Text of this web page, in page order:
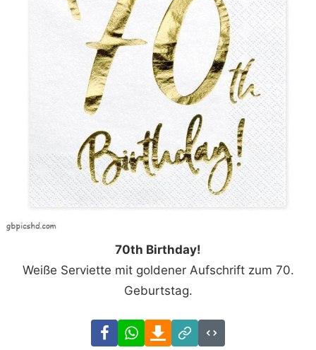
70th Birthday!
Weiße Serviette mit goldener Aufschrift zum 70.
Geburtstag.
FacebookWhatsAppDownload
Link
Code